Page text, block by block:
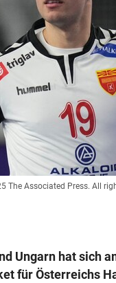
The Associated Press. All
Ungarn hat sich
für Österreichs